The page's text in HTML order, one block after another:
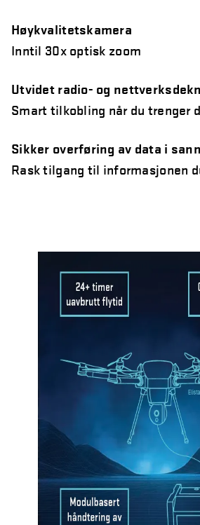
Høykvalitetskamera
Inntil 30x optisk zoom
Utvidet radio- og
Smart tilkobling når du trenger
Sikker overføring av data i
Rask tilgang til informasjonen